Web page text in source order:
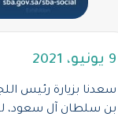
9 يونيو، 2021
سعدنا بزيارة رئيس
بن سلطان آل سعود،